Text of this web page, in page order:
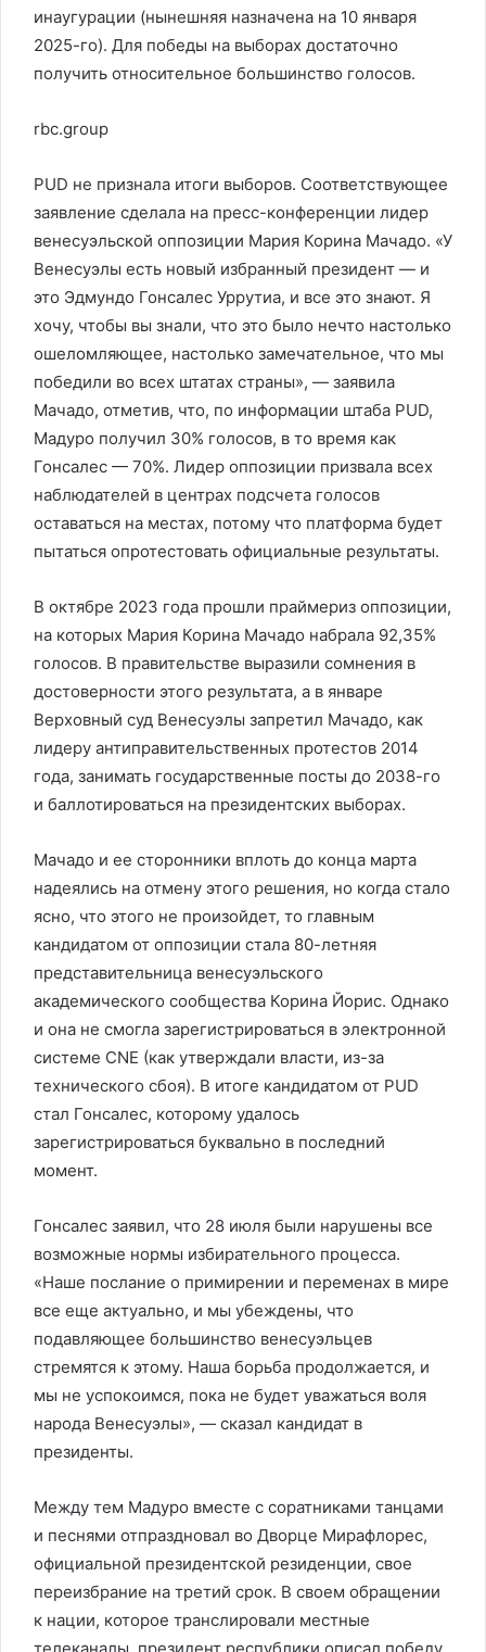
инаугурации (нынешняя назначена на 10 января
2025-го). Для победы на выборах достаточно
получить относительное большинство голосов.
rbc.group
PUD не признала итоги выборов. Соответствующее
заявление сделала на пресс-конференции лидер
венесуэльской оппозиции Мария Корина Мачадо. «У
Венесуэлы есть новый избранный президент — и
это Эдмундо Гонсалес Уррутиа, и все это знают. Я
хочу, чтобы вы знали, что это было нечто настолько
ошеломляющее, настолько замечательное, что мы
победили во всех штатах страны», — заявила
Мачадо, отметив, что, по информации штаба PUD,
Мадуро получил 30% голосов, в то время как
Гонсалес — 70%. Лидер оппозиции призвала всех
наблюдателей в центрах подсчета голосов
оставаться на местах, потому что платформа будет
пытаться опротестовать официальные результаты.
В октябре 2023 года прошли праймериз оппозиции,
на которых Мария Корина Мачадо набрала 92,35%
голосов. В правительстве выразили сомнения в
достоверности этого результата, а в январе
Верховный суд Венесуэлы запретил Мачадо, как
лидеру антиправительственных протестов 2014
года, занимать государственные посты до 2038-го
и баллотироваться на президентских выборах.
Мачадо и ее сторонники вплоть до конца марта
надеялись на отмену этого решения, но когда стало
ясно, что этого не произойдет, то главным
кандидатом от оппозиции стала 80-летняя
представительница венесуэльского
академического сообщества Корина Йорис. Однако
и она не смогла зарегистрироваться в электронной
системе CNE (как утверждали власти, из-за
технического сбоя). В итоге кандидатом от PUD
стал Гонсалес, которому удалось
зарегистрироваться буквально в последний
момент.
Гонсалес заявил, что 28 июля были нарушены все
возможные нормы избирательного процесса.
«Наше послание о примирении и переменах в мире
все еще актуально, и мы убеждены, что
подавляющее большинство венесуэльцев
стремятся к этому. Наша борьба продолжается, и
мы не успокоимся, пока не будет уважаться воля
народа Венесуэлы», — сказал кандидат в
президенты.
Между тем Мадуро вместе с соратниками танцами
и песнями отпраздновал во Дворце Мирафлорес,
официальной президентской резиденции, свое
переизбрание на третий срок. В своем обращении
к нации, которое транслировали местные
телеканалы, президент республики описал победу